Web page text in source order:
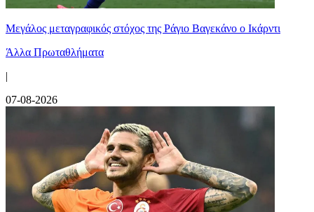
Μεγάλος μεταγραφικός στόχος της Ράγιο Βαγεκάνο ο Ικάρντι
Άλλα Πρωταθλήματα
|
07-08-2026